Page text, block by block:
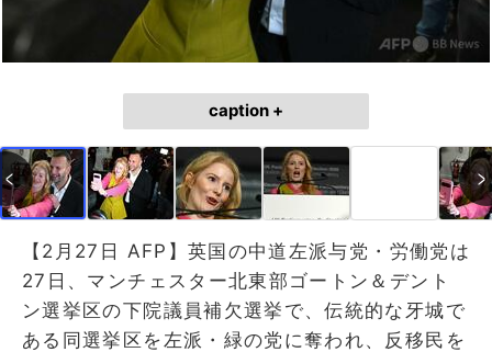
caption +
【2月27日 AFP】英国の中道左派与党・労働党は
27日、マンチェスター北東部ゴートン＆デント
ン選挙区の下院議員補欠選挙で、伝統的な牙城で
ある同選挙区を左派・緑の党に奪われ、反移民を